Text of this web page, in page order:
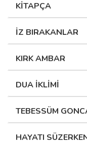
KİTAPÇA
İZ BIRAKANLAR
KIRK AMBAR
DUA İKLİMİ
TEBESSÜM
HAYATI